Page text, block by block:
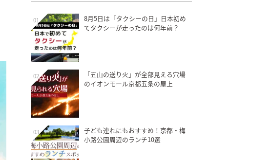
01
8月5日は「タクシーの日」日本初め
てタクシーが走ったのは何年前？
02
「五山の送り火」が全部見える穴場
のイオンモール京都五条の屋上
03
子ども連れにもおすすめ！京都・梅
小路公園周辺のランチ10選